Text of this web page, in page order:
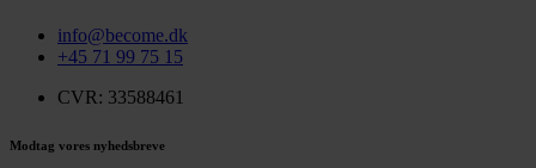
info@become.dk
+45 71 99 75 15
CVR: 33588461
Modtag vores nyhedsbreve